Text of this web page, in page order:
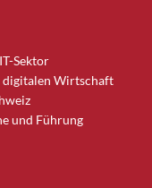
Sektor
digitalen Wirtschaft
und Führung